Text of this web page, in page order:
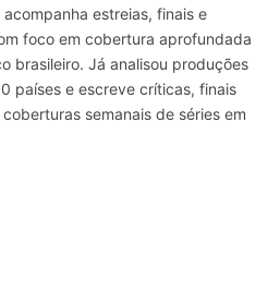
acompanha estreias, finais e
foco em cobertura aprofundada
brasileiro. Já analisou produções
países e escreve críticas, finais
semanais de séries em